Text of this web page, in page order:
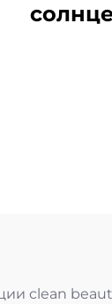
clean